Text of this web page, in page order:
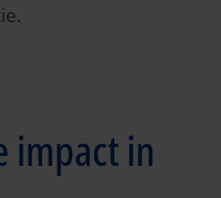
impact in